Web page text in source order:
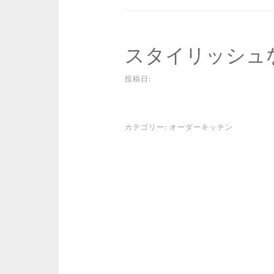
スタイリッシュ
投稿日:
カテゴリー: オーダーキッチン